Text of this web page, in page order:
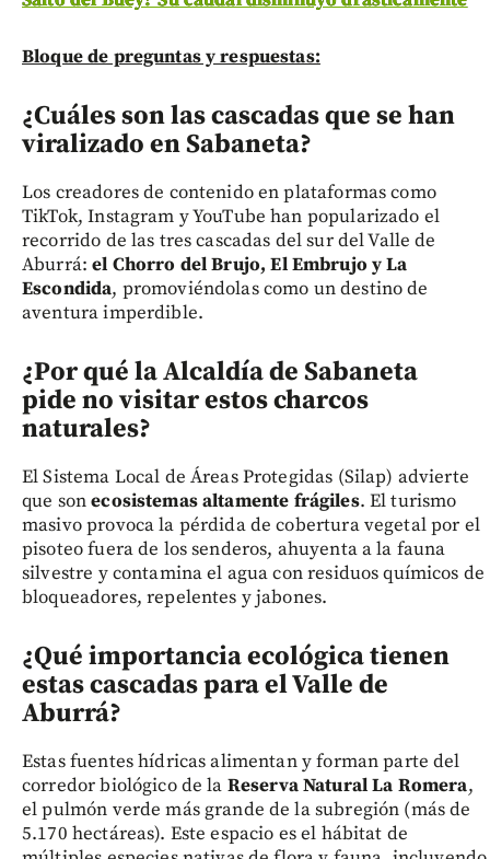
Bloque de preguntas y respuestas:
¿Cuáles son las cascadas que se han
viralizado en Sabaneta?
Los creadores de contenido en plataformas como
TikTok, Instagram y YouTube han popularizado el
recorrido de las tres cascadas del sur del Valle de
Aburrá:el Chorro del Brujo, El Embrujo y La
Escondida, promoviéndolas como un destino de
aventura imperdible.
¿Por qué la Alcaldía de Sabaneta
pide no visitar estos charcos
naturales?
El Sistema Local de Áreas Protegidas (Silap) advierte
que sonecosistemas altamente frágiles. El turismo
masivo provoca la pérdida de cobertura vegetal por el
pisoteo fuera de los senderos, ahuyenta a la fauna
silvestre y contamina el agua con residuos químicos de
bloqueadores, repelentes y jabones.
¿Qué importancia ecológica tienen
estas cascadas para el Valle de
Aburrá?
Estas fuentes hídricas alimentan y forman parte del
corredor biológico de la Reserva Natural La Romera,
el pulmón verde más grande de la subregión (más de
5.170 hectáreas). Este espacio es el hábitat de